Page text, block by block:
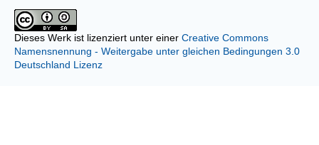
Dieses Werk ist lizenziert unter einer Creative Commons
Namensnennung - Weitergabe unter gleichen Bedingungen 3.0
Deutschland Lizenz